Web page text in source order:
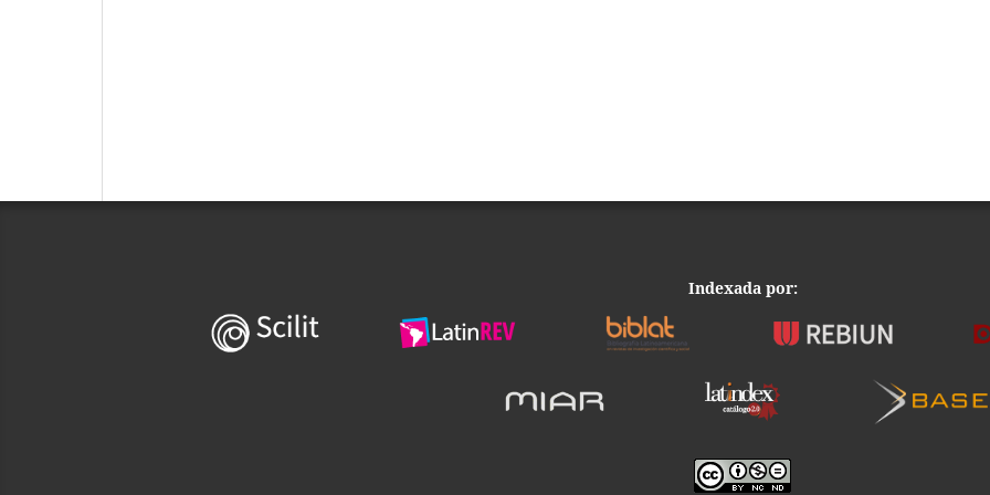
Indexada por: